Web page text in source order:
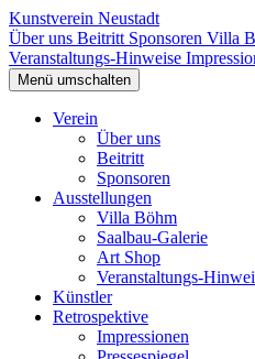
Kunstverein Neustadt
Über uns Beitritt Sponsoren Villa
Veranstaltungs-Hinweise
Menü umschalten
Verein
Über uns
Beitritt
Sponsoren
Ausstellungen
Villa Böhm
Saalbau-Galerie
Art Shop
Veranstaltungs-
Künstler
Retrospektive
Impressionen